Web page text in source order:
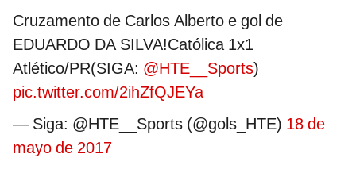
Cruzamento de Carlos Alberto e gol de
EDUARDO DA SILVA!Católica 1x1
Atlético/PR(SIGA: @HTE__Sports)
pic.twitter.com/2ihZfQJEYa
— Siga: @HTE__Sports (@gols_HTE) 18 de
mayo de 2017